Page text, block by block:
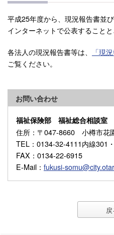
平成25年度から、現況報告書並
インターネットで公表することと
各法人の現況報告書等は、 「現
ご覧ください。
お問い合わせ
福祉保険部 福祉総合相談室
住所 ：〒047-8660 小樽市花
TEL ：0134-32-4111内線301
FAX ：0134-22-6915
E-Mail ： fukusi-